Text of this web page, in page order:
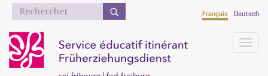
Français Deutsch
Formulaire
recherche